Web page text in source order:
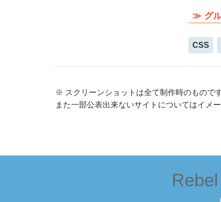
グ
CSS
※ スクリーンショットは全て制作時のもので
また一部公表出来ないサイトについてはイメ